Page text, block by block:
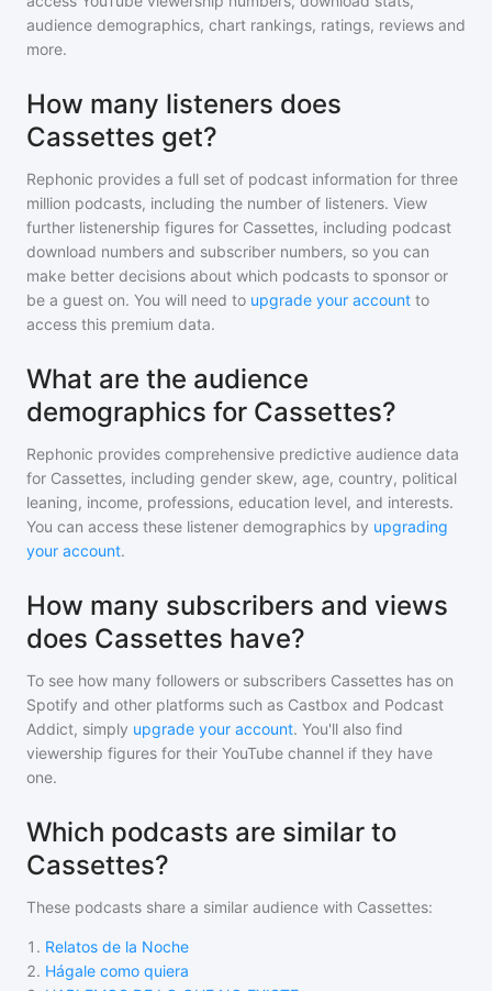
audience demographics, chart rankings, ratings, reviews and
more.
How many listeners does
Cassettes get?
Rephonic provides a full set of podcast information for three
million podcasts, including the number of listeners. View
further listenership figures for Cassettes, including podcast
download numbers and subscriber numbers, so you can
make better decisions about which podcasts to sponsor or
be a guest on. You will need to upgrade your account to
access this premium data.
What are the audience
demographics for Cassettes?
Rephonic provides comprehensive predictive audience data
for Cassettes, including gender skew, age, country, political
leaning, income, professions, education level, and interests.
You can access these listener demographics by upgrading
your account.
How many subscribers and views
does Cassettes have?
To see how many followers or subscribers Cassettes has on
Spotify and other platforms such as Castbox and Podcast
Addict, simply upgrade your account. You'll also find
viewership figures for their YouTube channel if they have
one.
Which podcasts are similar to
Cassettes?
These podcasts share a similar audience with Cassettes:
1 . Relatos de la Noche
2. Hágale como quiera